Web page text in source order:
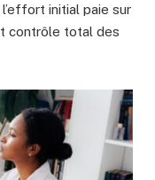
initial paie sur
contrôle total des